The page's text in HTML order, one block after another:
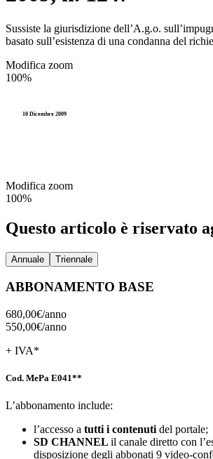
Sussiste la giurisdizione dell’A.g.o.
basato sull’esistenza di una condanna del
Modifica zoom
100%
10 Dicembre 2009
Modifica zoom
100%
Questo articolo è riservato
Annuale Triennale
ABBONAMENTO BASE
680,00€/anno
550,00€/anno
+ IVA*
Cod. MePa E041**
L’abbonamento include:
l’accesso a tutti i contenutidel portale;
SD CHANNEL il canale diretto con
disposizione degli abbonati 9 video-